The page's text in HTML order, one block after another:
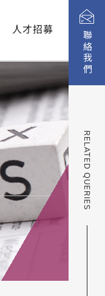
聯絡我們
RELATED QUERIES
人才招募